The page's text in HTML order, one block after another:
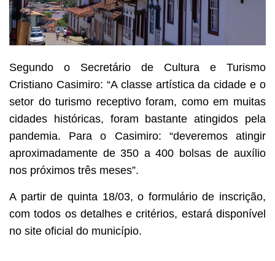
Segundo o Secretário de Cultura e Turismo
Cristiano Casimiro: “A classe artística da cidade e o
setor do turismo receptivo foram, como em muitas
cidades históricas, foram bastante atingidos pela
pandemia. Para o Casimiro: “deveremos atingir
aproximadamente de 350 a 400 bolsas de auxílio
nos próximos três meses”.
A partir de quinta 18/03, o formulário de inscrição,
com todos os detalhes e critérios, estará disponível
no site oficial do município.